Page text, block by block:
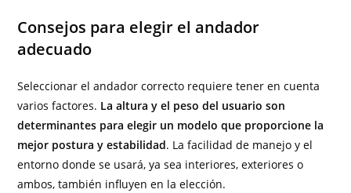
Consejos para elegir el andador
adecuado
Seleccionar el andador correcto requiere tener en cuenta
varios factores. La altura y el peso del usuario son
determinantes para elegir un modelo que proporcione la
mejor postura y estabilidad. La facilidad de manejo y el
entorno donde se usará, ya sea interiores, exteriores o
ambos, también influyen en la elección.